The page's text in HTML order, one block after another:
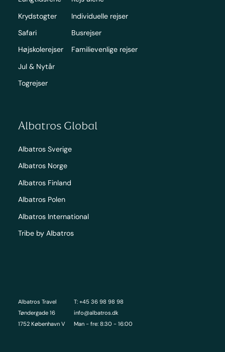
Albatros Travel
Tøndergade 16
1752 København V
T: +45 36 98 98 98
info@albatros.dk
Man - fre: 8:30 - 16:00
Krydstogter
Safari
Højskolerejser
Jul & Nytår
Togrejser
Individuelle rejser
Busrejser
Familievenlige rejser
Albatros Global
Albatros Sverige
Albatros Norge
Albatros Finland
Albatros Polen
Albatros International
Tribe by Albatros